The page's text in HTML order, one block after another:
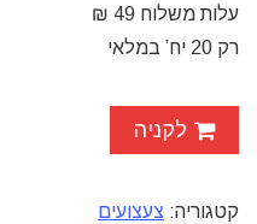
עלות משלוח 49 ₪
רק 20 יח’ במלאי
לקניה
קטגוריה: צעצועים